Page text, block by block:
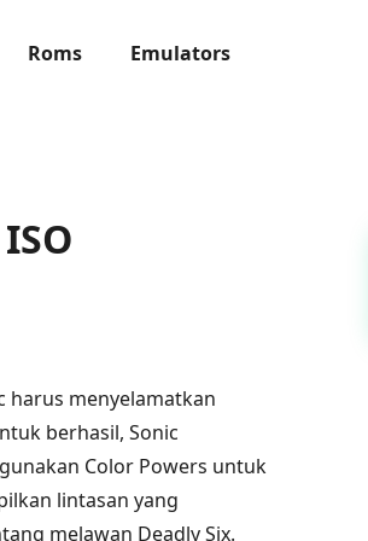
Roms Emulators
harus menyelamatkan
berhasil, Sonic
Color Powers untuk
lintasan yang
melawan Deadly Six.